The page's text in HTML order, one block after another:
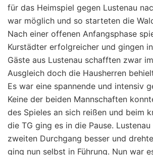
für das Heimspiel gegen Lustenau
war möglich und so starteten die
Nach einer offenen Anfangsphase
Kurstädter erfolgreicher und gingen
Gäste aus Lustenau schafften zwar
Ausgleich doch die Hausherren
Es war eine spannende und intensiv
Keine der beiden Mannschaften
des Spieles an sich reißen und beim
die TG ging es in die Pause.
zweiten Durchgang besser und
ging nun selbst in Führung. Nun war